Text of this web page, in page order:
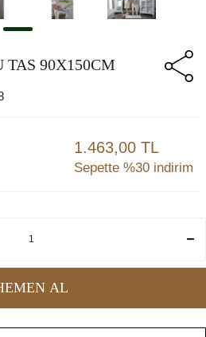
TAS 90X150CM
1.463,00 TL
Sepette %30 indirim
AL